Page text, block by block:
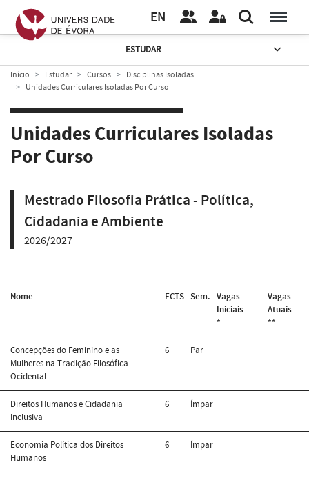
EN
ESTUDAR
Início Estudar Cursos
Disciplinas Isoladas
Unidades Curriculares Isoladas Por Curso
Unidades Curriculares Isoladas
Por Curso
Mestrado Filosofia Prática - Política,
Cidadania e Ambiente
2026/2027
Nome ECTS Sem. Vagas
Iniciais
*
Vagas
Atuais
**
Concepções do Feminino e as
Mulheres na Tradição Filosófica
Ocidental
6 Par
Direitos Humanos e Cidadania
Inclusiva
6 Ímpar
Economia Política dos Direitos
Humanos
6 Ímpar